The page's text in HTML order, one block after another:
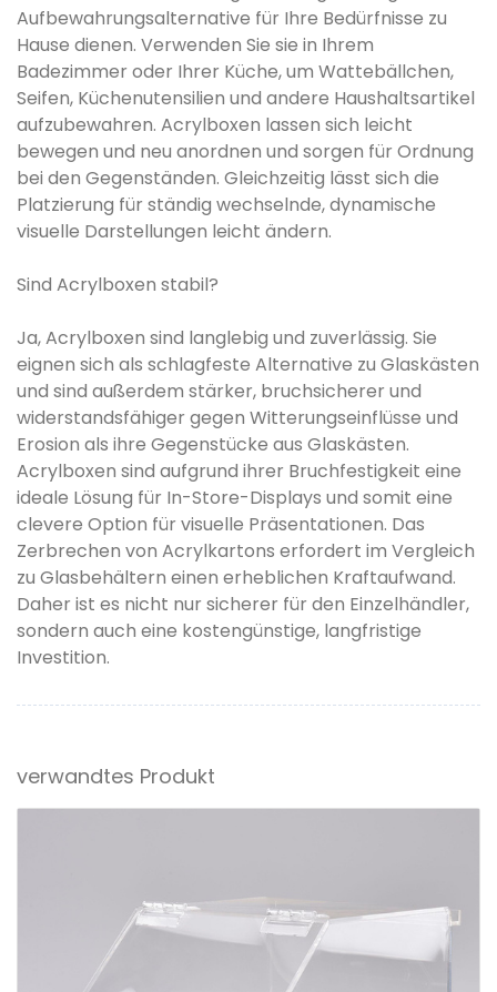
Aufbewahrungsalternative für Ihre Bedürfnisse zu
Hause dienen. Verwenden Sie sie in Ihrem
Badezimmer oder Ihrer Küche, um Wattebällchen,
Seifen, Küchenutensilien und andere Haushaltsartikel
aufzubewahren. Acrylboxen lassen sich leicht
bewegen und neu anordnen und sorgen für Ordnung
bei den Gegenständen. Gleichzeitig lässt sich die
Platzierung für ständig wechselnde, dynamische
visuelle Darstellungen leicht ändern.
Sind Acrylboxen stabil?
Ja, Acrylboxen sind langlebig und zuverlässig. Sie
eignen sich als schlagfeste Alternative zu Glaskästen
und sind außerdem stärker, bruchsicherer und
widerstandsfähiger gegen Witterungseinflüsse und
Erosion als ihre Gegenstücke aus Glaskästen.
Acrylboxen sind aufgrund ihrer Bruchfestigkeit eine
ideale Lösung für In-Store-Displays und somit eine
clevere Option für visuelle Präsentationen. Das
Zerbrechen von Acrylkartons erfordert im Vergleich
zu Glasbehältern einen erheblichen Kraftaufwand.
Daher ist es nicht nur sicherer für den Einzelhändler,
sondern auch eine kostengünstige, langfristige
Investition.
verwandtes Produkt